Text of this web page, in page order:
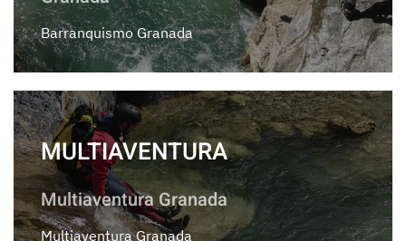
Barranquismo Granada
MULTIAVENTURA
Multiaventura Granada
Multiaventura Granada